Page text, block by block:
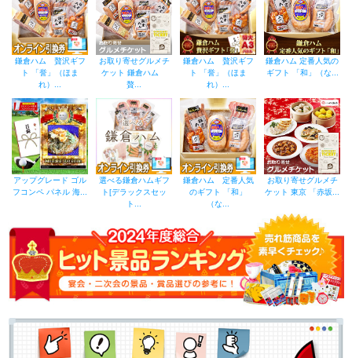
鎌倉ハム 贅沢ギフ
ト 「誉」（ほま
れ）...
お取り寄せグルメチ
ケット 鎌倉ハム
贅...
鎌倉ハム 贅沢ギフ
ト 「誉」（ほま
れ）...
鎌倉ハム 定番人気の
ギフト 「和」（な...
アップグレード ゴル
フコンペ パネル 海...
選べる鎌倉ハムギフ
ト[デラックスセッ
ト...
鎌倉ハム 定番人気
のギフト 「和」
（な...
お取り寄せグルメチ
ケット 東京 「赤坂...